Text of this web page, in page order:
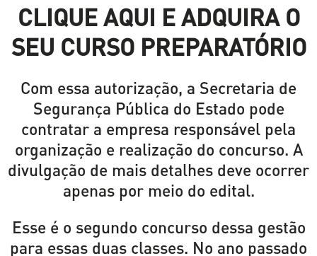
CLIQUE AQUI E ADQUIRA O
SEU CURSO PREPARATÓRIO
Com essa autorização, a Secretaria de
Segurança Pública do Estado pode
contratar a empresa responsável pela
organização e realização do concurso. A
divulgação de mais detalhes deve ocorrer
apenas por meio do edital.
Esse é o segundo concurso dessa gestão
para essas duas classes. No ano passado